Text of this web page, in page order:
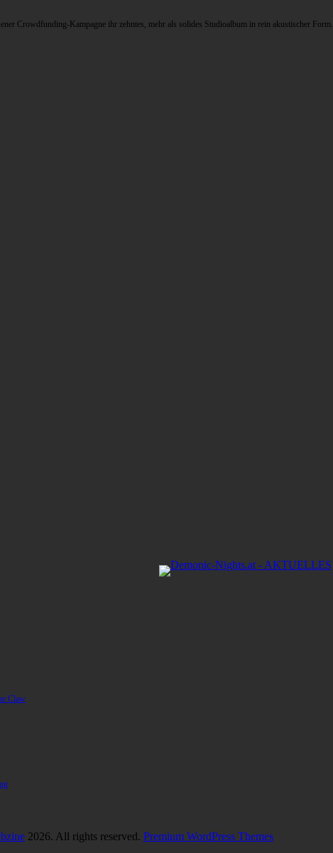
Crowdfunding-Kampagne ihr zehntes, mehr als solides Studioalbum in rein akustischer Form.
Claw
2026. All rights reserved. Premium WordPress Themes